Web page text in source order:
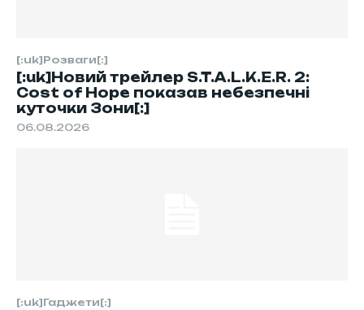
[:uk]Розваги[:]
[:uk]Новий трейлер S.T.A.L.K.E.R. 2:
Cost of Hope показав небезпечні
куточки Зони[:]
06.08.2026
[:uk]Гаджети[:]